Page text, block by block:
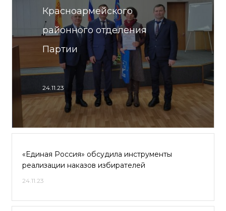
Красноармейского
районного отделения
Партии
24.11.23
«Единая Россия» обсудила инструменты
реализации наказов избирателей
24.11.23